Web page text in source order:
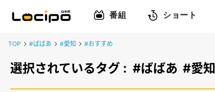
番組 ショート
TOP #ばばあ #愛知 #おすすめ
選択されているタグ : #ばばあ #愛知